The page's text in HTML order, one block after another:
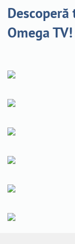
Omega TV!